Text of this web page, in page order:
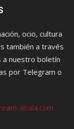
ocio, cultura
también a través
a nuestro boletín
por Telegram o
alcala.com